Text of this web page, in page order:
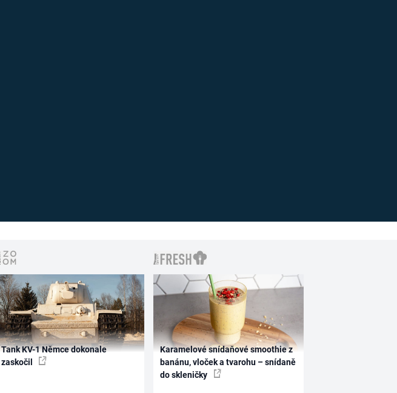
Tank KV-1 Němce dokonale
zaskočil
Karamelové snídaňové smoothie z
banánu, vloček a tvarohu – snídaně
do skleničky